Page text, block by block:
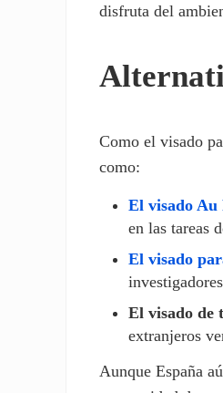
disfruta del
Como el visado
como:
El visado Au
en las tareas
El visado
El visado de
extranjeros
Aunque España